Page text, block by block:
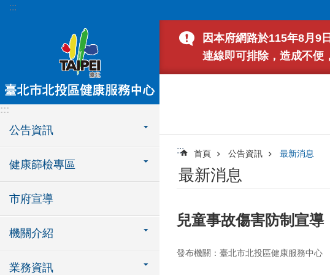
跳到主要內容區塊
:::
:::
公告資訊
健康篩檢專區
市府宣導
機關介紹
業務資訊
因本府網路於115年8月9
連線即可排除，造成不便
::: 首頁 公告資訊 最新消息
最新消息
兒童事故傷害防制宣導
發布機關：臺北市北投區健康服務中心